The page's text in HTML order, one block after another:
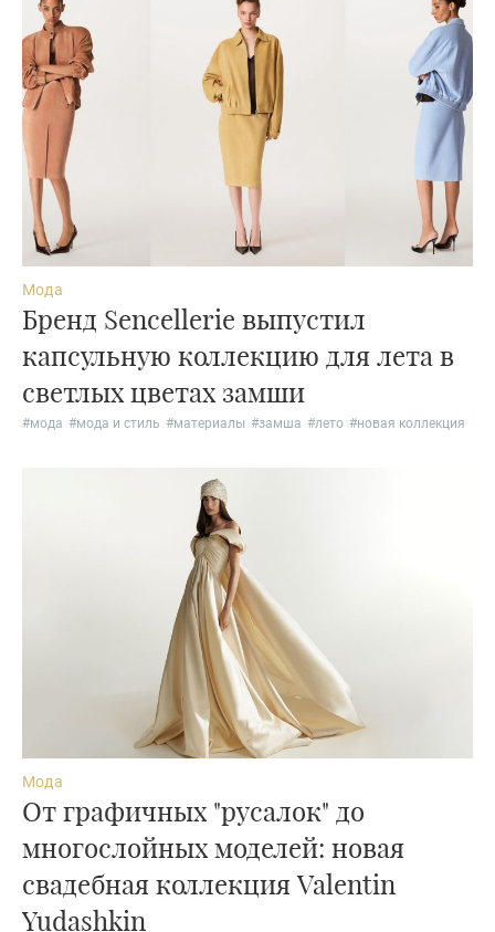
Мода
Бренд Sencellerie выпустил
капсульную коллекцию для лета в
светлых цветах замши
#мода #мода и стиль #материалы #замша #лето #новая коллекция
Мода
От графичных "русалок" до
многослойных моделей: новая
свадебная коллекция Valentin
Yudashkin